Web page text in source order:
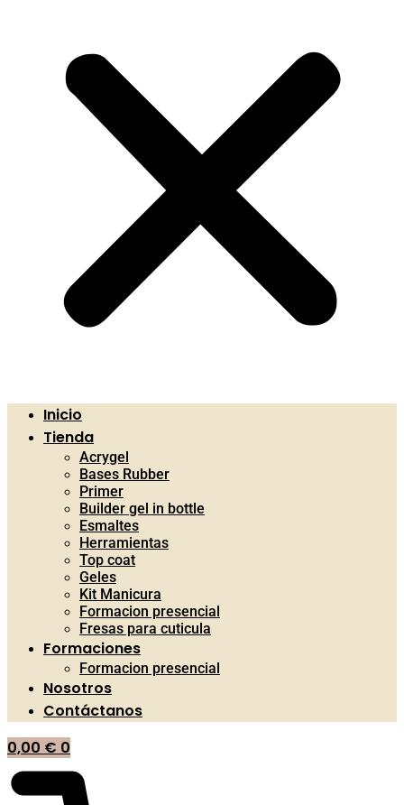
Inicio
Tienda
Acrygel
Bases Rubber
Primer
Builder gel in bottle
Esmaltes
Herramientas
Top coat
Geles
Kit Manicura
Formacion presencial
Fresas para cuticula
Formaciones
Formacion presencial
Nosotros
Contáctanos
0,00 € 0